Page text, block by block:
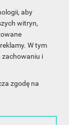
aby
witryn,
W tym
zachowaniu i
zgodę na